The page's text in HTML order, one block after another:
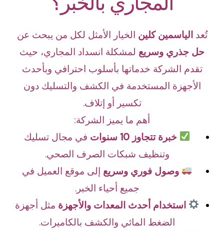
تُعدالياسمين كلين الخيار الأمثل لكل من يبحث عن
حل جذري وسريع لمشكلة انسداد المجاري، حيث
تقدم الشركة خدماتها بأسلوب احترافي وبأحدث
الأجهزة المستخدمة في الكشف والتسليك دون
تكسير أو إتلاف.
أهم ما يميز الشركة:
خبرة تتجاوز 10 سنوات
في مجال تسليك
وتنظيف شبكات الصرف الصحي.
وصول فوري وسريع إلى موقع العميل في
جميع أحياء الخبر.
استخدام أحدث المعدات والأجهزة مثل أجهزة
الضغط المائي والكشف بالكاميرات.